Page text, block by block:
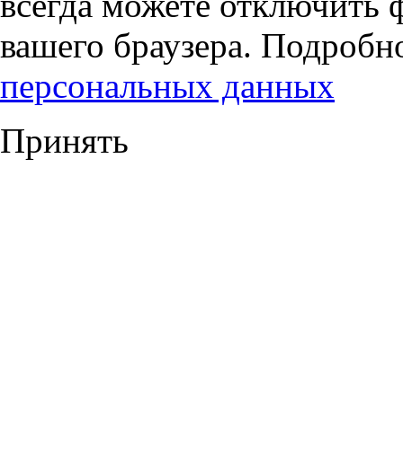
вашего браузера.
персональных данных
Принять